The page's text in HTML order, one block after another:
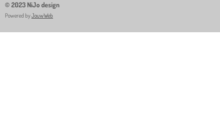
© 2023 NiJo design
Powered byJouwWeb